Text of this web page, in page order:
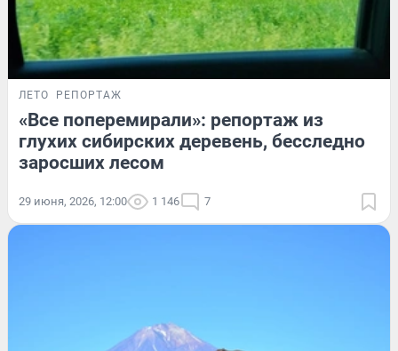
ЛЕТО РЕПОРТАЖ
«Все поперемирали»: репортаж из
глухих сибирских деревень, бесследно
заросших лесом
29 июня, 2026, 12:00 1 146 7